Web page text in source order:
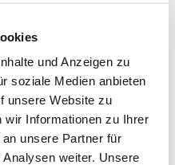
und Anzeigen zu
soziale Medien anbieten
unsere Website zu
wir Informationen zu Ihrer
unsere Partner für
weiter. Unsere
0171 5445076
20.30 Uhr, im
oben